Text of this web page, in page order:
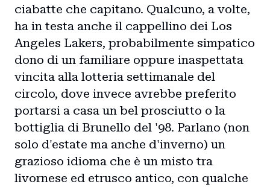
Blog
Storie
Collaborazioni
ciabatte che capitano. Qualcuno, a volte,
ha in testa anche il cappellino dei Los
Angeles Lakers, probabilmente simpatico
dono di un familiare oppure inaspettata
vincita alla lotteria settimanale del
circolo, dove invece avrebbe preferito
portarsi a casa un bel prosciutto o la
bottiglia di Brunello del '98. Parlano (non
solo d'estate ma anche d'inverno) un
grazioso idioma che è un misto tra
livornese ed etrusco antico, con qualche